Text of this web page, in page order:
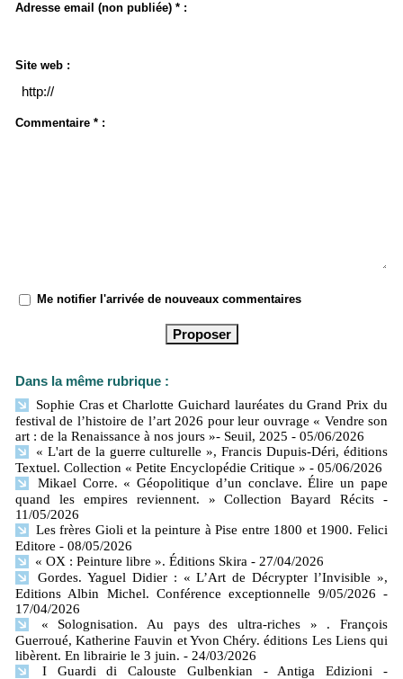
Adresse email (non publiée) * :
Site web :
Commentaire * :
Me notifier l'arrivée de nouveaux commentaires
Dans la même rubrique :
Sophie Cras et Charlotte Guichard lauréates du Grand Prix du
festival de l’histoire de l’art 2026 pour leur ouvrage « Vendre son
art : de la Renaissance à nos jours »- Seuil, 2025 - 05/06/2026
« L'art de la guerre culturelle », Francis Dupuis-Déri, éditions
Textuel. Collection « Petite Encyclopédie Critique » - 05/06/2026
Mikael Corre. « Géopolitique d’un conclave. Élire un pape
quand les empires reviennent. » Collection Bayard Récits
-
11/05/2026
Les frères Gioli et la peinture à Pise entre 1800 et 1900. Felici
Editore - 08/05/2026
« OX : Peinture libre ». Éditions Skira - 27/04/2026
Gordes. Yaguel Didier : « L’Art de Décrypter l’Invisible »,
Editions Albin Michel. Conférence exceptionnelle 9/05/2026 -
17/04/2026
« Solognisation. Au pays des ultra-riches » . François
Guerroué, Katherine Fauvin et Yvon Chéry. éditions Les Liens qui
libèrent. En librairie le 3 juin. - 24/03/2026
I Guardi di Calouste Gulbenkian - Antiga Edizioni
-